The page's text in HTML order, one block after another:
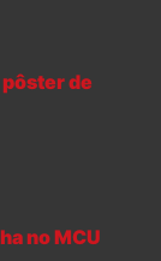
pôster de
no MCU